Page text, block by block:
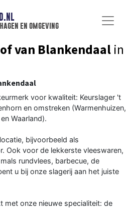
en omgeving
van Blankendaal in
voor kwaliteit: Keurslager 't
en omstreken (Warmenhuizen,
Waarland).
bijvoorbeeld als
Ook voor de lekkerste vleeswaren,
rundvlees, barbecue, de
u bij onze slagerij aan het juiste
met onze nieuwe specialiteit: de